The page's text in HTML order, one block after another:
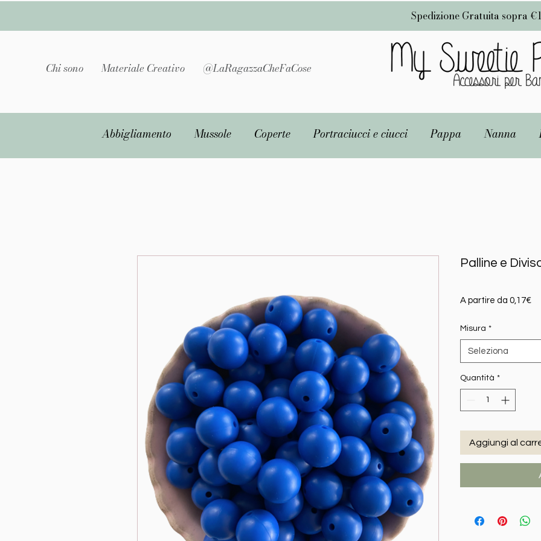
Spedizione Gratuita sopra
Chi sono Materiale Creativo @LaRagazzaCheFaCose
Abbigliamento Mussole Coperte Portraciucci e ciucci Pappa Nanna
Palline e
A partire da 0,17€
Misura *
Seleziona
Quantità *
Aggiungi al